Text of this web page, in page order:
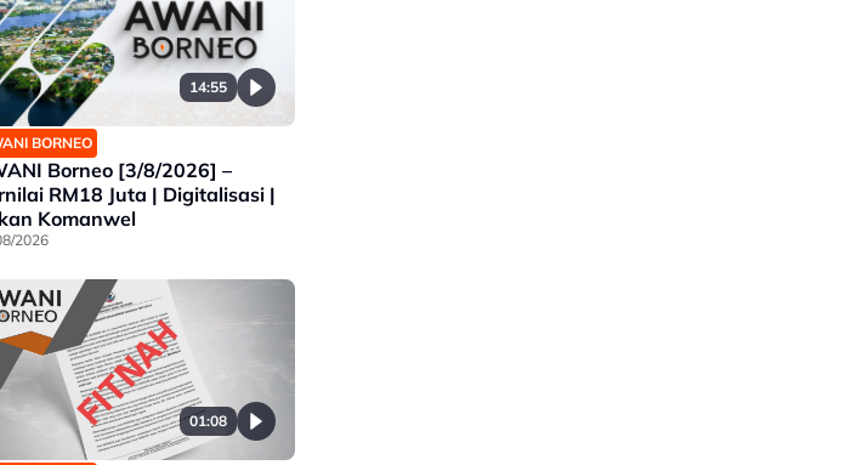
14:55
BORNEO
Borneo [3/8/2026] –
RM18 Juta | Digitalisasi |
Komanwel
2026
01:08